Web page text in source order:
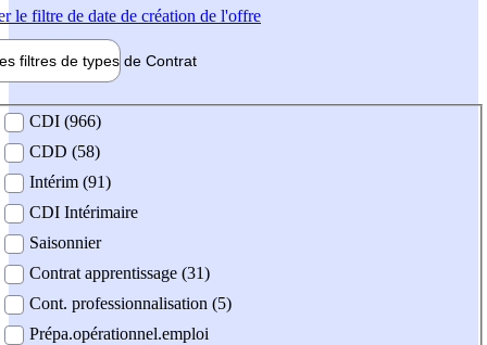
le filtre de date de création de l'offre
filtres de types de Contrat
contrat
CDI (966)
CDD (58)
Intérim (91)
CDI Intérimaire
Saisonnier
Contrat apprentissage (31)
Cont. professionnalisation (5)
Prépa.opérationnel.emploi